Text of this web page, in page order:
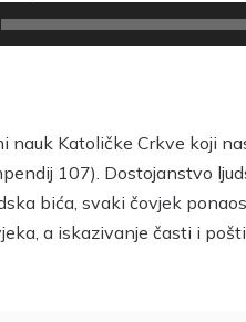
nauk Katoličke Crkve koji
107). Dostojanstvo
bića, svaki čovjek
a iskazivanje časti i